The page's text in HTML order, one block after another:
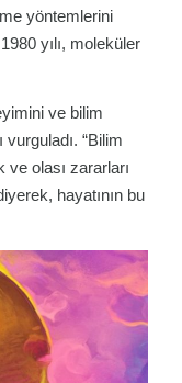
yöntemlerini
yılı, moleküler
ve bilim
vurguladı. “Bilim
ve olası zararları
hayatının bu